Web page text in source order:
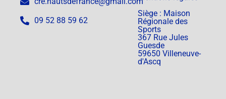
09 52 88 59 62
Siège : Maison
Régionale des
Sports
367 Rue Jules
Guesde
59650 Villeneuve-
d'Ascq